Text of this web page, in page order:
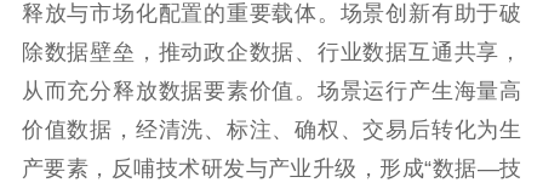
公共服务
新时代公民素养
提升资源库
新闻出版
政务服务
作品著作权
登记服务
科研创新
服务管理平台
智库服务
管理平台
文艺创作
服务管理
释放与市场化配置的重要载体。场景创新有助于破
除数据壁垒，推动政企数据、行业数据互通共享，
从而充分释放数据要素价值。场景运行产生海量高
价值数据，经清洗、标注、确权、交易后转化为生
产要素，反哺技术研发与产业升级，形成“数据—技